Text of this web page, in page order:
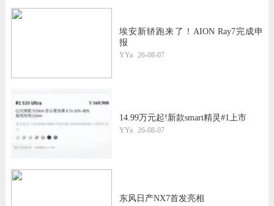
埃安新轿跑来了！AION Ray7完成申
报
YYa 26-08-07
14.99万元起!新款smart精灵#1上市
YYa 26-08-07
东风日产NX7首发亮相